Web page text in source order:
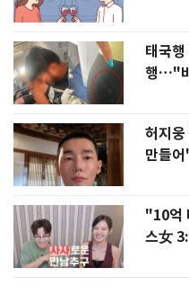
태국
행…"
허지
만들
"10억
스女